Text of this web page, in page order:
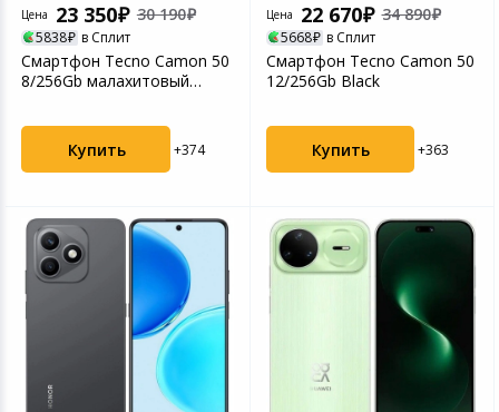
Цена
23 350 30 190
5838 в Сплит
Смартфон Tecno Camon 50
8/256Gb малахитовый
Купить +374
Цена
22 670 34 890
5668 в Сплит
Смартфон Tecno Camon 50
12/256Gb Black
Купить +363